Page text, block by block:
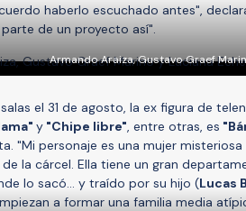
haberlo escuchado antes",
de un proyecto así".
Armando Araiza, Gustavo Graef
el 31 de agosto, la ex figura de
y "Chipe libre", entre otras, es
"Mi personaje es una mujer misteriosa
de la cárcel. Ella tiene un gran
lo sacó... y traído por su hijo (Lucas
a formar una familia media